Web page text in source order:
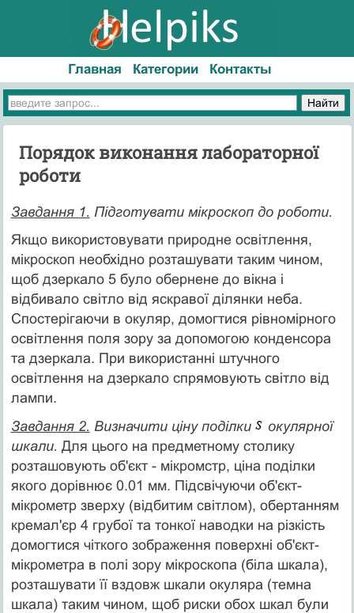
Главная Категории Контакты
Порядок виконання лабораторної
роботи
Завдання 1. Підготувати мікроскоп до роботи.
Якщо використовувати природне освітлення,
мікроскоп необхідно розташувати таким чином,
щоб дзеркало 5 було обернене до вікна і
відбивало світло від яскравої ділянки неба.
Спостерігаючи в окуляр, домогтися рівномірного
освітлення поля зору за допомогою конденсора
та дзеркала. При використанні штучного
освітлення на дзеркало спря­мовують світло від
лампи.
Завдання 2. Визначити ціну поділки
окулярної
шкали. Для цього на предметному столику
розташовують об'єкт - мікромстр, ціна поділки
якого дорівнює 0.01 мм. Підсвічу­ючи об'єкт-
мікрометр зверху (відбитим світлом), обертан­ням
кремал'єр 4 грубої та тонкої наводки на різкість
домогтися чіткого зображення поверхні об'єкт-
мікрометра в полі зору мікроскопа (біла шкала),
розташувати її вздовж шкали окуляра (темна
шкала) таким чином, щоб риски обох шкал були